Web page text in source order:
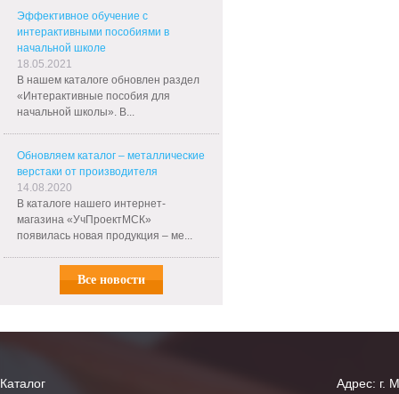
Эффективное обучение с
интерактивными пособиями в
начальной школе
18.05.2021
В нашем каталоге обновлен раздел
«Интерактивные пособия для
начальной школы». В...
Обновляем каталог – металлические
верстаки от производителя
14.08.2020
В каталоге нашего интернет-
магазина «УчПроектМСК»
появилась новая продукция – ме...
Все новости
Каталог
Адрес: г.